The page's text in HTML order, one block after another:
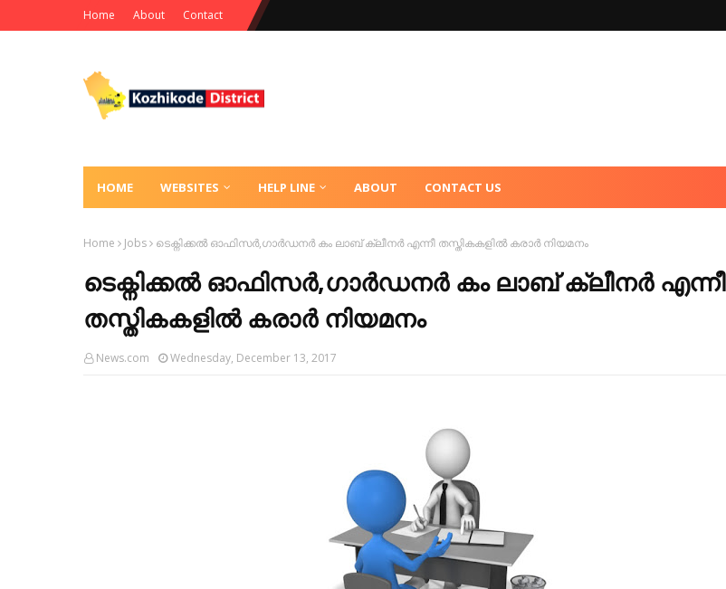
Home About Contact
HOME WEBSITES HELP LINE ABOUT CONTACT US
Home Jobs ടെക്നിക്കൽ ഓഫിസർ,ഗാർഡനർ കം ലാബ് ക്ലീനർ എന്നീ തസ്തികകളിൽ കരാർ നിയമനം
ടെക്നിക്കൽ ഓഫിസർ,ഗാർഡനർ കം ലാബ് ക്ലീനർ എന്നീ
തസ്തികകളിൽ കരാർ നിയമനം
News.com Wednesday, December 13, 2017